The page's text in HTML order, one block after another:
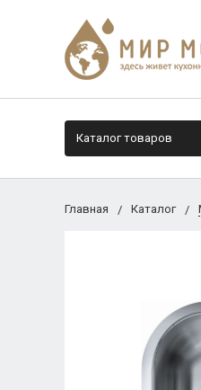
Каталог товаров
Главная Каталог